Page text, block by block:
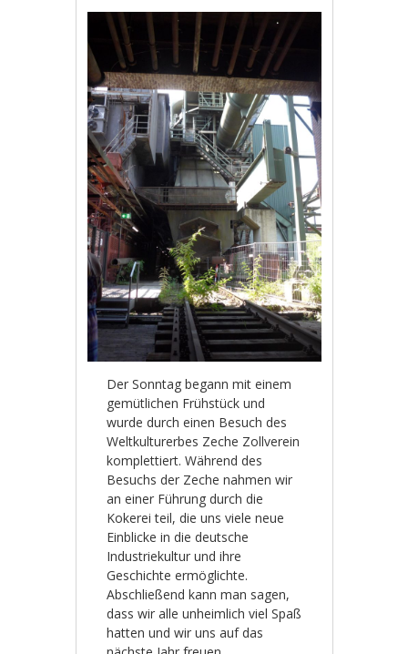
Der Sonntag begann mit einem
gemütlichen Frühstück und
wurde durch einen Besuch des
Weltkulturerbes Zeche Zollverein
komplettiert. Während des
Besuchs der Zeche nahmen wir
an einer Führung durch die
Kokerei teil, die uns viele neue
Einblicke in die deutsche
Industriekultur und ihre
Geschichte ermöglichte.
Abschließend kann man sagen,
dass wir alle unheimlich viel Spaß
hatten und wir uns auf das